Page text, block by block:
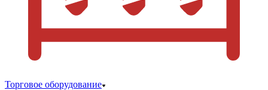
Торговое оборудование